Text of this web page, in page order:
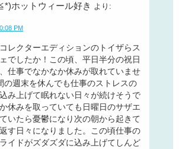
ホットウィール好き より:
PM
レクターエディションのトイザらス
でしたか！この頃、平日半分の祝日
仕事でなかなか休みが取れていませ
の週末を休んでも仕事のストレスの
み上げて眠れない日々が続けそうで
休みを取っていても日曜日のサザエ
いたら憂鬱になり次の朝から起きて
す日々になりました。この頃仕事の
イドがズダズダに込み上げてしんど